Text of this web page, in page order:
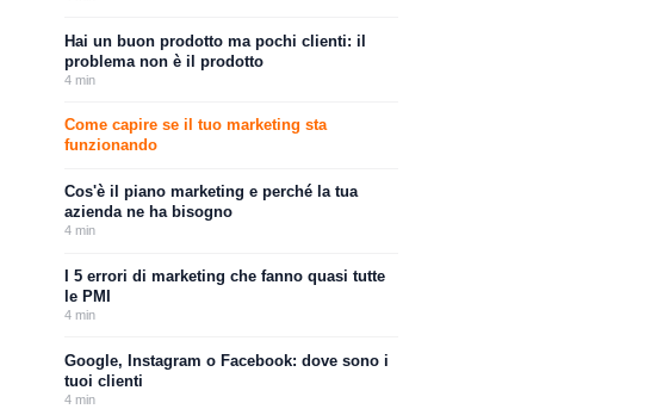
Hai un buon prodotto ma pochi clienti: il
problema non è il prodotto
4 min
Come capire se il tuo marketing sta
funzionando
Cos'è il piano marketing e perché la tua
azienda ne ha bisogno
4 min
I 5 errori di marketing che fanno quasi tutte
le PMI
4 min
Google, Instagram o Facebook: dove sono i
tuoi clienti
4 min